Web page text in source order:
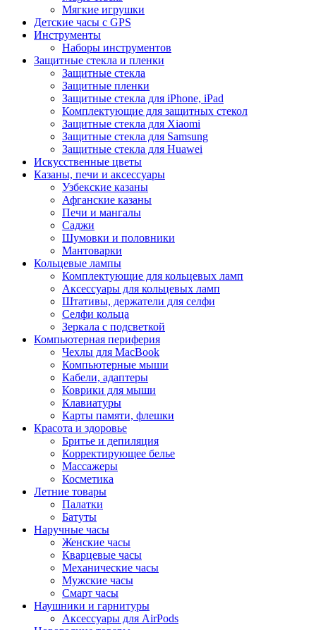
Мягкие игрушки
Детские часы с GPS
Инструменты
Наборы инструментов
Защитные стекла и пленки
Защитные стекла
Защитные пленки
Защитные стекла для iPhone, iPad
Комплектующие для защитных стекол
Защитные стекла для Xiaomi
Защитные стекла для Samsung
Защитные стекла для Huawei
Искусственные цветы
Казаны, печи и аксессуары
Узбекские казаны
Афганские казаны
Печи и мангалы
Саджи
Шумовки и половники
Мантоварки
Кольцевые лампы
Комплектующие для кольцевых ламп
Аксессуары для кольцевых ламп
Штативы, держатели для селфи
Селфи кольца
Зеркала с подсветкой
Компьютерная периферия
Чехлы для MacBook
Компьютерные мыши
Кабели, адаптеры
Коврики для мыши
Клавиатуры
Карты памяти, флешки
Красота и здоровье
Бритье и депиляция
Корректирующее белье
Массажеры
Косметика
Летние товары
Палатки
Батуты
Наручные часы
Женские часы
Кварцевые часы
Механические часы
Мужские часы
Смарт часы
Наушники и гарнитуры
Аксессуары для AirPods